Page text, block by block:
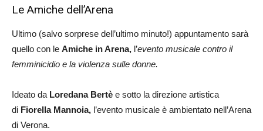
Le Amiche dell’Arena
Ultimo (salvo sorprese dell’ultimo minuto!) appuntamento sarà
quello con le Amiche in Arena, l’evento musicale contro il
femminicidio e la violenza sulle donne.
Ideato da Loredana Bertè e sotto la direzione artistica
di Fiorella Mannoia, l’evento musicale è ambientato nell’Arena
di Verona.